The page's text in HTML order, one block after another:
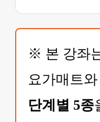
※ 본 강좌
요가매트와
단계별 5종